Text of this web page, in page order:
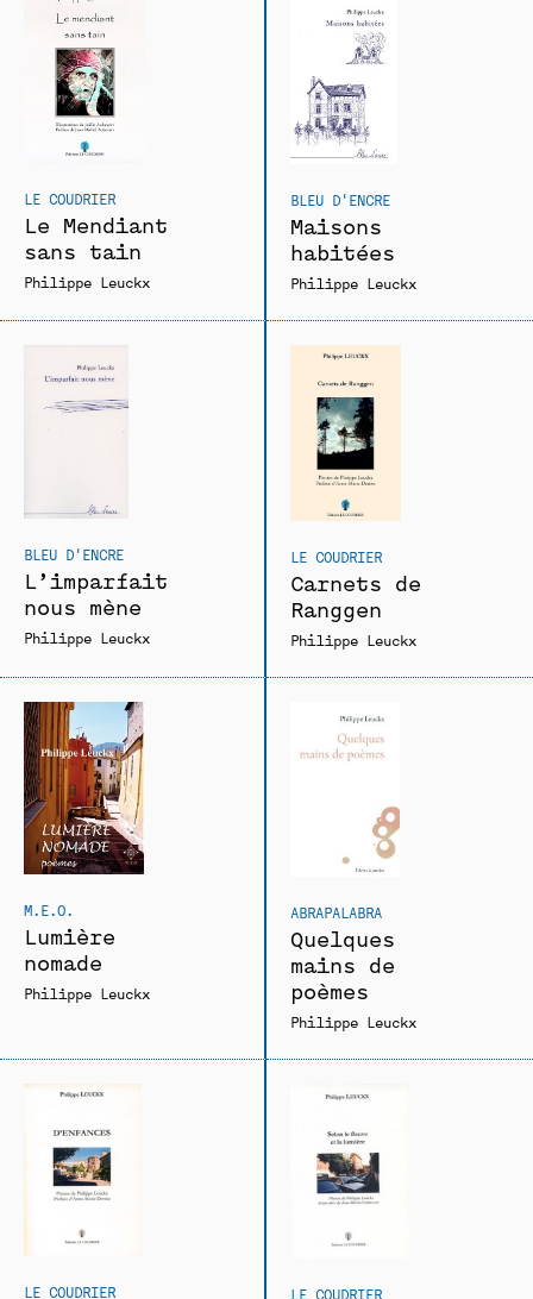
LE COUDRIER
Le Mendiant
sans tain
Philippe Leuckx
BLEU D'ENCRE
Maisons
habitées
Philippe Leuckx
BLEU D'ENCRE
L’imparfait
nous mène
Philippe Leuckx
LE COUDRIER
Carnets de
Ranggen
Philippe Leuckx
M.E.O.
Lumière
nomade
Philippe Leuckx
ABRAPALABRA
Quelques
mains de
poèmes
Philippe Leuckx
LE COUDRIER LE COUDRIER